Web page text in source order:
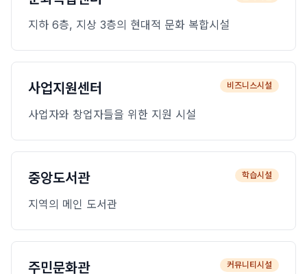
지하 6층, 지상 3층의 현대적 문화 복합시설
사업지원센터 비즈니스시설
사업자와 창업자들을 위한 지원 시설
중앙도서관 학습시설
지역의 메인 도서관
주민문화관 커뮤니티시설